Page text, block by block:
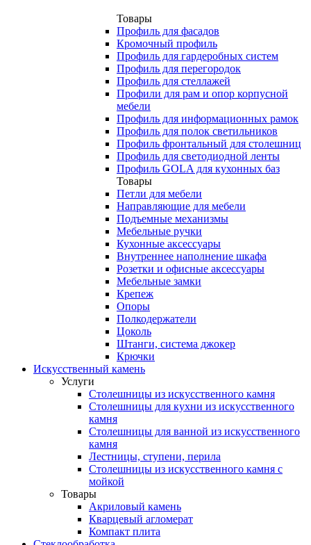
Товары
Профиль для фасадов
Кромочный профиль
Профиль для гардеробных систем
Профиль для перегородок
Профиль для стеллажей
Профили для рам и опор корпусной
мебели
Профиль для информационных рамок
Профиль для полок светильников
Профиль фронтальный для столешниц
Профиль для светодиодной ленты
Профиль GOLA для кухонных баз
Товары
Петли для мебели
Направляющие для мебели
Подъемные механизмы
Мебельные ручки
Кухонные аксессуары
Внутреннее наполнение шкафа
Розетки и офисные аксессуары
Мебельные замки
Крепеж
Опоры
Полкодержатели
Цоколь
Штанги, система джокер
Крючки
Искусственный камень
Услуги
Столешницы из искусственного камня
Столешницы для кухни из искусственного
камня
Столешницы для ванной из искусственного
камня
Лестницы, ступени, перила
Столешницы из искусственного камня с
мойкой
Товары
Акриловый камень
Кварцевый агломерат
Компакт плита